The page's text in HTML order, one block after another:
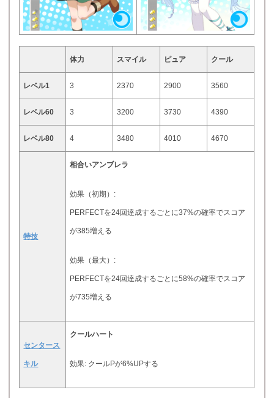
体力 スマイル ピュア クール
レベル1 3 2370 2900 3560
レベル60 3 3200 3730 4390
レベル80 4 3480 4010 4670
特技
相合いアンブレラ
効果（初期）:
PERFECTを24回達成するごとに37%の確率でスコア
が385増える
効果（最大）:
PERFECTを24回達成するごとに58%の確率でスコア
が735増える
センタース
キル
クールハート
効果: クールPが6%UPする